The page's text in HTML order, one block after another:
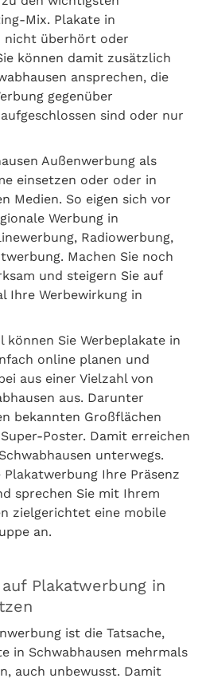
Mix. Plakate in
nicht überhört oder
können damit zusätzlich
ansprechen, die
gegenüber
sind oder nur
Außenwerbung als
einsetzen oder oder in
Medien. So eigen sich vor
Werbung in
Radiowerbung,
Machen Sie noch
und steigern Sie auf
Ihre Werbewirkung in
Sie Werbeplakate in
online planen und
aus einer Vielzahl von
aus. Darunter
bekannten Großflächen
Poster. Damit erreichen
unterwegs.
Ihre Präsenz
sprechen Sie mit Ihrem
zielgerichtet eine mobile
an.
Plakatwerbung in
ist die Tatsache,
in Schwabhausen mehrmals
auch unbewusst. Damit